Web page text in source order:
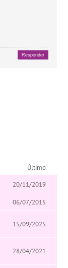
Responder
Último
20/11/2019
06/07/2015
15/09/2025
28/04/2021